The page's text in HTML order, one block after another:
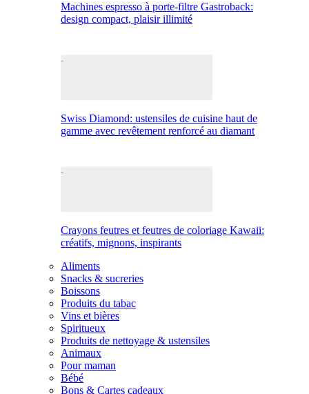
Machines espresso à porte-filtre Gastroback:
design compact, plaisir illimité
Swiss Diamond: ustensiles de cuisine haut de
gamme avec revêtement renforcé au diamant
Crayons feutres et feutres de coloriage Kawaii:
créatifs, mignons, inspirants
Aliments
Snacks & sucreries
Boissons
Produits du tabac
Vins et bières
Spiritueux
Produits de nettoyage & ustensiles
Animaux
Pour maman
Bébé
Bons & Cartes cadeaux